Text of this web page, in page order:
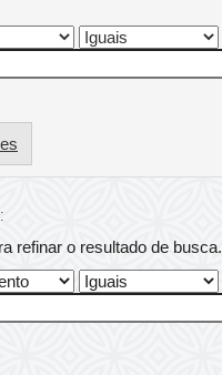
refinar o resultado de busca.